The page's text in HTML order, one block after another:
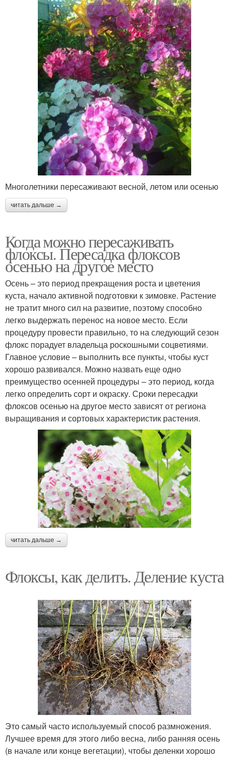
Многолетники пересаживают весной, летом или осенью
читать дальше →
Когда можно пересаживать
флоксы. Пересадка флоксов
осенью на другое место
Осень – это период прекращения роста и цветения
куста, начало активной подготовки к зимовке. Растение
не тратит много сил на развитие, поэтому способно
легко выдержать перенос на новое место. Если
процедуру провести правильно, то на следующий сезон
флокс порадует владельца роскошными соцветиями.
Главное условие – выполнить все пункты, чтобы куст
хорошо развивался. Можно назвать еще одно
преимущество осенней процедуры – это период, когда
легко определить сорт и окраску. Сроки пересадки
флоксов осенью на другое место зависят от региона
выращивания и сортовых характеристик растения.
читать дальше →
Флоксы, как делить. Деление куста
Это самый часто используемый способ размножения.
Лучшее время для этого либо весна, либо ранняя осень
(в начале или конце вегетации), чтобы деленки хорошо